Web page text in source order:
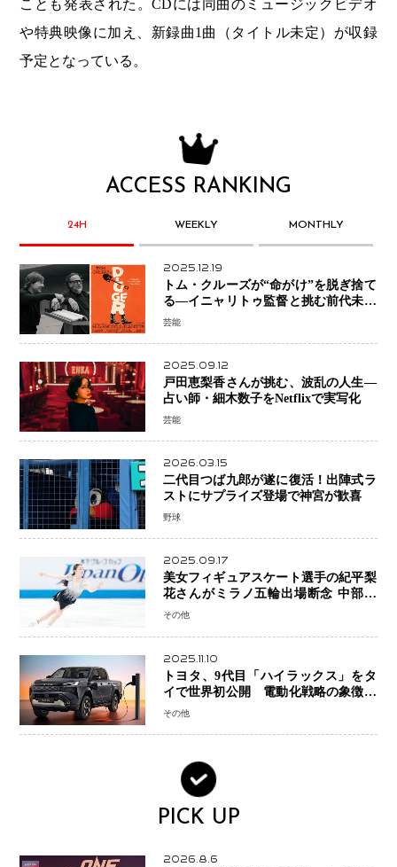
ことも発表された。CDには同曲のミュージックビデオ
や特典映像に加え、新録曲1曲（タイトル未定）が収録
予定となっている。
ACCESS RANKING
24H WEEKLY MONTHLY
2025.12.19
トム・クルーズが“命がけ”を脱ぎ捨て
る―イニャリトゥ監督と挑む前代未聞
の大惨事コメディ「DIGGER ディガ
芸能
2025.09.12
戸田恵梨香さんが挑む、波乱の人生―
占い師・細木数子をNetflixで実写化
芸能
2026.03.15
二代目つば九郎が遂に復活！出陣式ラ
ストにサプライズ登場で神宮が歓喜
野球
2025.09.17
美女フィギュアスケート選手の紀平梨
花さんがミラノ五輪出場断念 中部選
手権欠場を発表「安全最優先の判断」
その他
2025.11.10
トヨタ、9代目「ハイラックス」をタ
イで世界初公開 電動化戦略の象徴と
なるBEVモデルを初設定
その他
PICK UP
2026.8.6